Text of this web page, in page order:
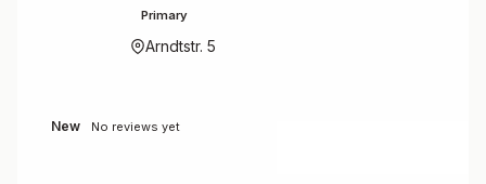
Primary
Arndtstr. 5
New No reviews yet